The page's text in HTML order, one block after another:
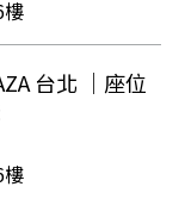
台北 ｜座位